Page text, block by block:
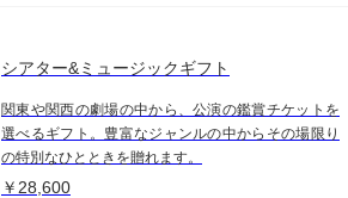
シアター&ミュージックギフト
関東や関西の劇場の中から、公演の鑑賞チケットを
選べるギフト。豊富なジャンルの中からその場限り
の特別なひとときを贈れます。
￥28,600